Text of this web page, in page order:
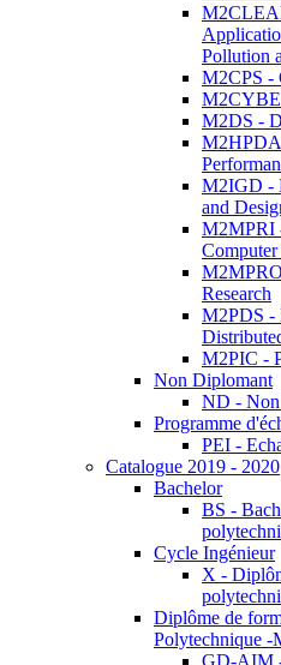
Pollution
M2CPS -
M2DS -
M2IGD -
and
M2MPRI
Computer
Research
M2PDS -
M2PIC -
Non Diplomant
ND -
Programme
PEI -
Catalogue 2019 - 2020
Bachelor
BS -
Cycle Ingénieur
X -
Diplôme de
Polytechnique -
GD-AIM